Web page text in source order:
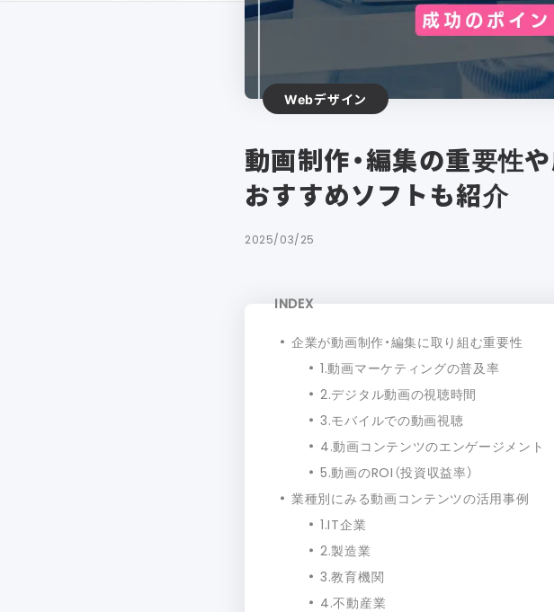
Webデザイン
動画制作・編集の重要性
おすすめソフトも紹介
2025/03/25
INDEX
企業が動画制作・編集に取り組む重要性
1.動画マーケティングの普及率
2.デジタル動画の視聴時間
3.モバイルでの動画視聴
4.動画コンテンツのエンゲージメント
5.動画のROI（投資収益率）
業種別にみる動画コンテンツの活用事例
1.IT企業
2.製造業
3.教育機関
4.不動産業